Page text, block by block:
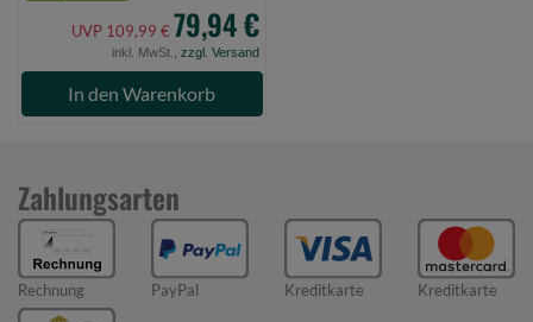
UVP 109,99 € 79,94 €
inkl. MwSt., zzgl. Versand
In den Warenkorb
Zahlungsarten
Rechnung PayPal Kreditkarte Kreditkarte